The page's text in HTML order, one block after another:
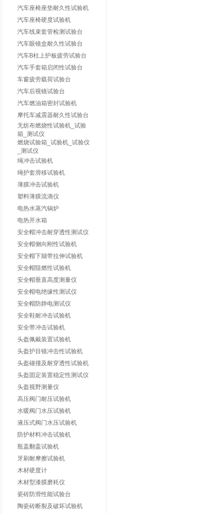
汽车座椅座垫耐久性试验机
汽车座椅硬度试验机
汽车线束套管检测试验台
汽车眼镜盒耐久性试验台
汽车B柱上护板疲劳试验台
汽车手套箱启闭性试验台
车窗疲劳载荷试验台
汽车后视镜试验台
汽车燃油箱密封试验机
摩托车减震器耐久性试验台
无纺布燃烧性试验机_试验
箱_测试仪
燃烧试验箱_试验机_试验仪
_测试仪
绳冲击试验机
绳护套滑移试验机
薄膜冲击试验机
塑料薄膜流滴仪
电热水蒸汽锅炉
电热开水箱
安全帽冲击耐穿透性测试仪
安全帽侧向刚性试验机
安全帽下颏带拉伸试验机
安全帽阻燃性试验机
安全帽垂直高度测量仪
安全帽电绝缘性测试仪
安全帽防静电测试仪
安全鞋耐冲击试验机
安全带冲击试验机
头盔佩戴装置试验机
头盔护目镜冲击性试验机
头盔碰撞及耐穿透性试验机
头盔固定装置稳定性测试仪
头盔视野测量仪
高压阀门耐压试验机
水暖阀门水压试验机
液压式阀门水压试验机
防护材料冲击试验机
瓶盖翻盖试验机
牙刷耐摩擦试验机
木材硬度计
木材型漆膜磨耗仪
瓷砖防滑性能试验台
陶瓷砖断裂及破坏试验机